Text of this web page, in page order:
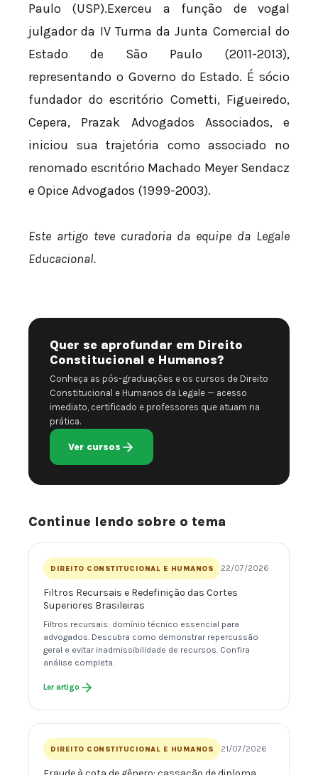
Paulo (USP).Exerceu a função de vogal
julgador da IV Turma da Junta Comercial do
Estado de São Paulo (2011-2013),
representando o Governo do Estado. É sócio
fundador do escritório Cometti, Figueiredo,
Cepera, Prazak Advogados Associados, e
iniciou sua trajetória como associado no
renomado escritório Machado Meyer Sendacz
e Opice Advogados (1999-2003).
Este artigo teve curadoria da equipe da Legale
Educacional.
Quer se aprofundar em Direito
Constitucional e Humanos?
Conheça as pós-graduações e os cursos de Direito
Constitucional e Humanos da Legale — acesso
imediato, certificado e professores que atuam na
prática.
Ver cursos
Continue lendo sobre o tema
DIREITO CONSTITUCIONAL E HUMANOS 22/07/2026
Filtros Recursais e Redefinição das Cortes
Superiores Brasileiras
Filtros recursais: domínio técnico essencial para
advogados. Descubra como demonstrar repercussão
geral e evitar inadmissibilidade de recursos. Confira
análise completa.
Ler artigo
DIREITO CONSTITUCIONAL E HUMANOS 21/07/2026